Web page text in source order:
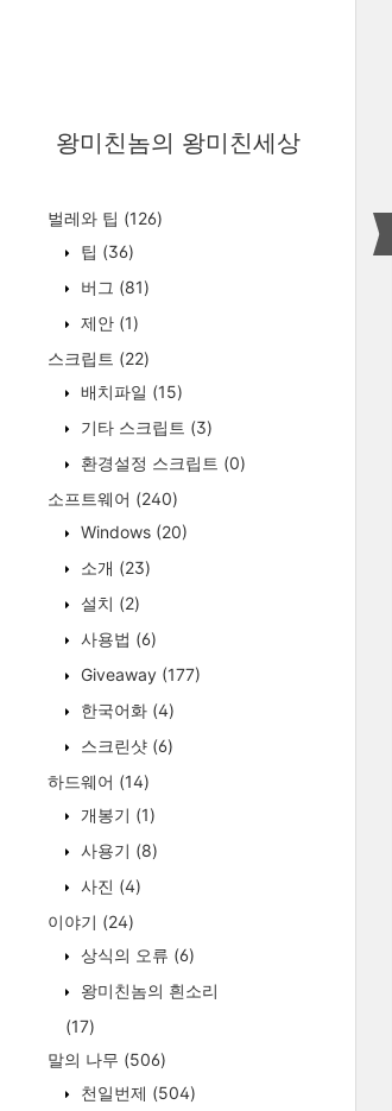
왕미친놈의 왕미친세상
벌레와 팁 (126)
팁 (36)
버그 (81)
제안 (1)
스크립트 (22)
배치파일 (15)
기타 스크립트 (3)
환경설정 스크립트 (0)
소프트웨어 (240)
Windows (20)
소개 (23)
설치 (2)
사용법 (6)
Giveaway (177)
한국어화 (4)
스크린샷 (6)
하드웨어 (14)
개봉기 (1)
사용기 (8)
사진 (4)
이야기 (24)
상식의 오류 (6)
왕미친놈의 흰소리
(17)
말의 나무 (506)
천일번제 (504)